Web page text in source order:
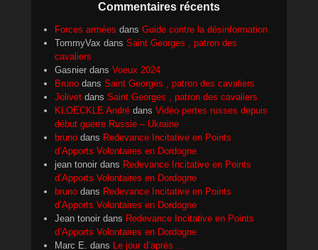
Commentaires récents
Forces armées dans Guide contre la désinformation
TommyVax dans Saint Georges , patron des
cavaliers
Gasnier dans Voeux 2024
Bruno dans Saint Georges , patron des cavaliers
Jolivet dans Saint Georges , patron des cavaliers
KLOECKLE André dans Vidéo pertes russes depuis
début guerre Russie – Ukraine
bruno dans Redevance Incitative en Points
d’Apports Volontaires en Dordogne
jean tonoir dans Redevance Incitative en Points
d’Apports Volontaires en Dordogne
bruno dans Redevance Incitative en Points
d’Apports Volontaires en Dordogne
Jean tonoir dans Redevance Incitative en Points
d’Apports Volontaires en Dordogne
Marc E. dans Le jour d’après …